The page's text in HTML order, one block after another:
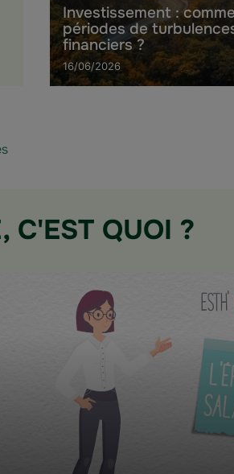
Investissement :
périodes de
financiers ?
16/06/2026
C'EST QUOI ?